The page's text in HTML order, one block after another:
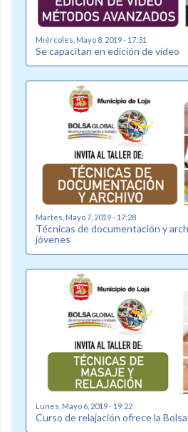
Miércoles, Mayo 8, 2019 - 17:31
Se capacitan en edición de video
Martes, Mayo 7, 2019 - 17:28
Técnicas de documentación y
jóvenes
Lunes, Mayo 6, 2019 - 19:22
Curso de relajación ofrece la